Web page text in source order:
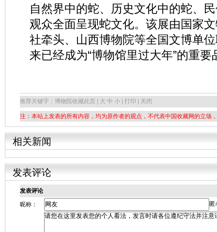
自然界中的蛇、历史文化中的蛇、
观众全面呈现蛇文化。该展由国家
社牵头、山西博物院等全国文博单
来已经成为“博物馆里过大年”的重要
推荐关键字：博物院收藏此页 | 大 中 小 | 打印 | 关闭
注：本站上发表的所有内容，均为原作者的观点，不代表中国收藏网的立场
相关新闻
发表评论
发表评论
昵称：
匿